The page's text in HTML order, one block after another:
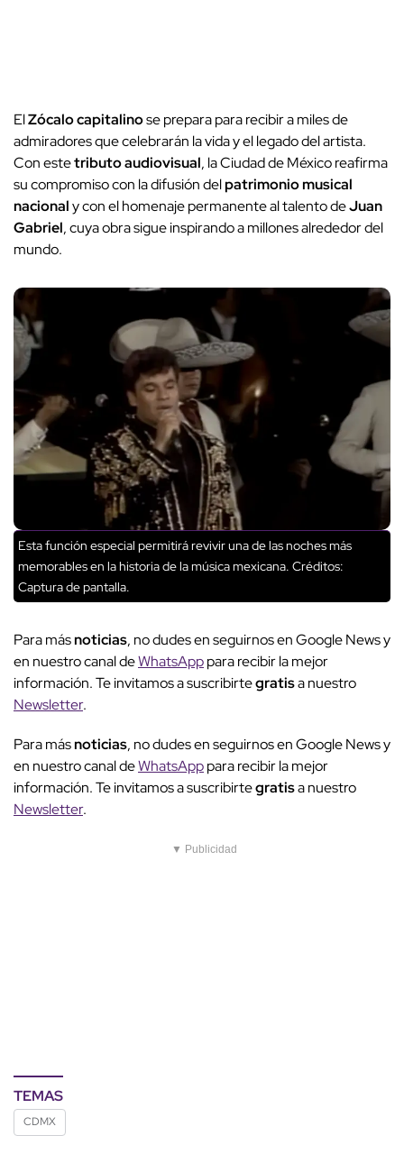
ElZócalo capitalinose prepara para recibir a miles de
admiradores que celebrarán la vida y el legado del artista.
Con estetributo audiovisual, la Ciudad de México reafirma
su compromiso con la difusión delpatrimonio musical
nacionaly con el homenaje permanente al talento deJuan
Gabriel, cuya obra sigue inspirando a millones alrededor del
mundo.
Esta función especial permitirá revivir una de las noches más
memorables en la historia de la música mexicana. Créditos:
Captura de pantalla.
Para másnoticias, no dudes en seguirnos en Google News y
en nuestro canal deWhatsApppara recibir la mejor
información. Te invitamos a suscribirtegratisa nuestro
Newsletter.
Para másnoticias, no dudes en seguirnos en Google News y
en nuestro canal deWhatsApppara recibir la mejor
información. Te invitamos a suscribirtegratisa nuestro
Newsletter.
▼ Publicidad
TEMAS
CDMX